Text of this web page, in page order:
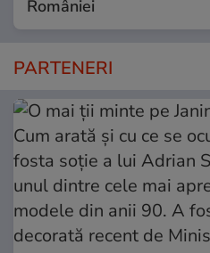
României
PARTENERI